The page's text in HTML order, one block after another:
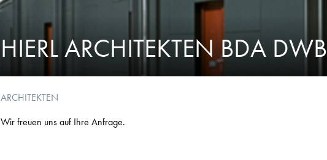
HIERL ARCHITEKTEN BDA DWB
ARCHITEKTEN
Wir freuen uns auf Ihre Anfrage.